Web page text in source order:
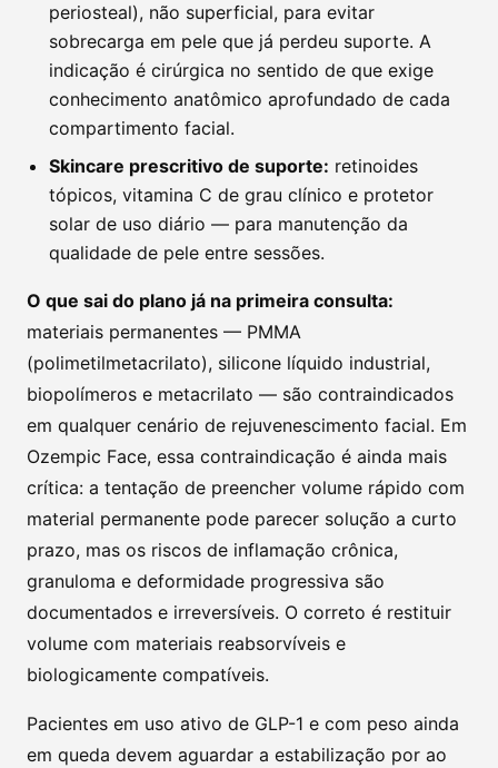
periosteal), não superficial, para evitar
sobrecarga em pele que já perdeu suporte. A
indicação é cirúrgica no sentido de que exige
conhecimento anatômico aprofundado de cada
compartimento facial.
Skincare prescritivo de suporte: retinoides
tópicos, vitamina C de grau clínico e protetor
solar de uso diário — para manutenção da
qualidade de pele entre sessões.
O que sai do plano já na primeira consulta:
materiais permanentes — PMMA
(polimetilmetacrilato), silicone líquido industrial,
biopolímeros e metacrilato — são contraindicados
em qualquer cenário de rejuvenescimento facial. Em
Ozempic Face, essa contraindicação é ainda mais
crítica: a tentação de preencher volume rápido com
material permanente pode parecer solução a curto
prazo, mas os riscos de inflamação crônica,
granuloma e deformidade progressiva são
documentados e irreversíveis. O correto é restituir
volume com materiais reabsorvíveis e
biologicamente compatíveis.
Pacientes em uso ativo de GLP-1 e com peso ainda
em queda devem aguardar a estabilização por ao